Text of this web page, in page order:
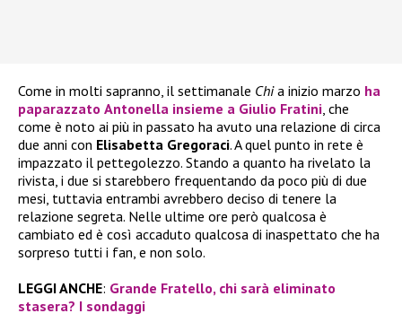
Come in molti sapranno, il settimanale Chia inizio marzo ha
paparazzato Antonella insieme a Giulio Fratini, che
come è noto ai più in passato ha avuto una relazione di circa
due anni con Elisabetta Gregoraci. A quel punto in rete è
impazzato il pettegolezzo. Stando a quanto ha rivelato la
rivista, i due si starebbero frequentando da poco più di due
mesi, tuttavia entrambi avrebbero deciso di tenere la
relazione segreta. Nelle ultime ore però qualcosa è
cambiato ed è così accaduto qualcosa di inaspettato che ha
sorpreso tutti i fan, e non solo.
LEGGI ANCHE: Grande Fratello, chi sarà eliminato
stasera? I sondaggi